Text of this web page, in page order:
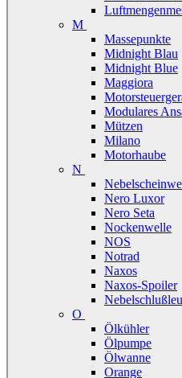
M
Massepunkte
Midnight Blau
Midnight Blue
Maggiora
Modulares
Mützen
Milano
Motorhaube
N
Nero Luxor
Nero Seta
Nockenwelle
NOS
Notrad
Naxos
Naxos-Spoiler
O
Ölkühler
Ölpumpe
Ölwanne
Orange